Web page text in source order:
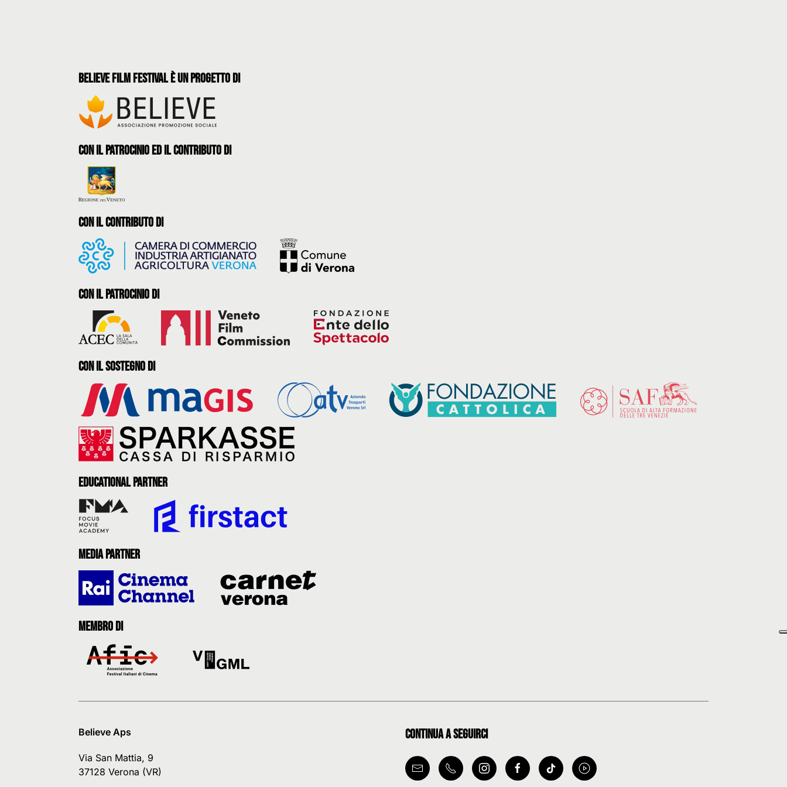
believe film festival è un progetto di
con il patrocinio ed il contributo di
con il contributo di
con il Patrocinio di
con il sostegno di
Educational partner
Media partner
Membro di
Believe Aps
Via San Mattia, 9
37128 Verona (VR)
Continua a seguirci